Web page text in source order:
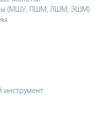
(МШУ, ПШМ, ЛШМ, ЭШМ)
инструмент